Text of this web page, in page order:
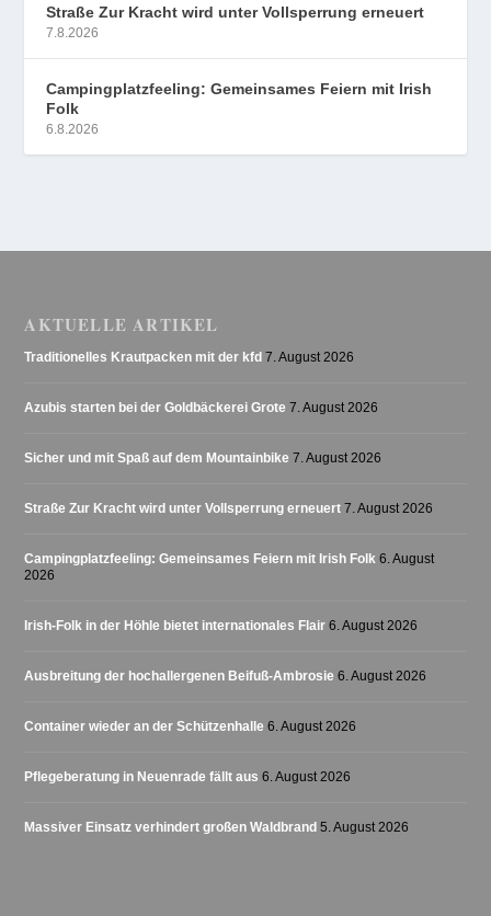
Straße Zur Kracht wird unter Vollsperrung erneuert
7.8.2026
Campingplatzfeeling: Gemeinsames Feiern mit Irish
Folk
6.8.2026
AKTUELLE ARTIKEL
Traditionelles Krautpacken mit der kfd 7. August 2026
Azubis starten bei der Goldbäckerei Grote 7. August 2026
Sicher und mit Spaß auf dem Mountainbike 7. August 2026
Straße Zur Kracht wird unter Vollsperrung erneuert 7. August 2026
Campingplatzfeeling: Gemeinsames Feiern mit Irish Folk 6. August
2026
Irish-Folk in der Höhle bietet internationales Flair 6. August 2026
Ausbreitung der hochallergenen Beifuß-Ambrosie 6. August 2026
Container wieder an der Schützenhalle 6. August 2026
Pflegeberatung in Neuenrade fällt aus 6. August 2026
Massiver Einsatz verhindert großen Waldbrand 5. August 2026